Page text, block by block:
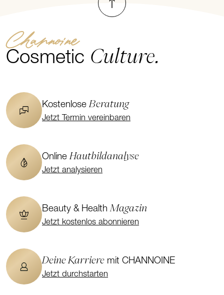
Channoine
Cosmetic Culture.
KostenloseBeratung
Jetzt Termin vereinbaren
OnlineHautbildanalyse
Jetzt analysieren
Beauty & HealthMagazin
Jetzt kostenlos abonnieren
Deine Karriere mit CHANNOINE
Jetzt durchstarten